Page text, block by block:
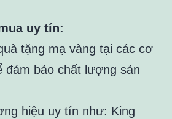
uy tín:
tặng mạ vàng tại các cơ
đảm bảo chất lượng sản
hiệu uy tín như: King